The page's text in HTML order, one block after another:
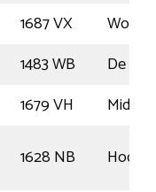
1687 VX
1483 WB
De Rijp
1679 VH
1628 NB Hoorn